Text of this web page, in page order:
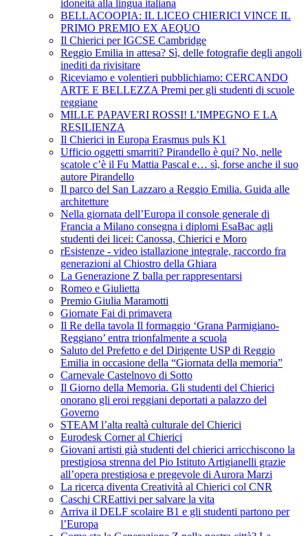
idoneità alla lingua italiana
BELLACOOPIA: IL LICEO CHIERICI VINCE IL
PRIMO PREMIO EX AEQUO
Il Chierici per IGCSE Cambridge
Reggio Emilia in attesa? Sì, delle fotografie degli angoli
inediti da rivisitare
Riceviamo e volentieri pubblichiamo: CERCANDO
ARTE E BELLEZZA Premi per gli studenti di scuole
reggiane
MILLE PAPAVERI ROSSI! L’IMPEGNO E LA
RESILIENZA
Il Chierici in Europa Erasmus puls K1
Ufficio oggetti smarriti? Pirandello è qui? No, nelle
scatole c’è il Fu Mattia Pascal e… sì, forse anche il suo
autore Pirandello
Il parco del San Lazzaro a Reggio Emilia. Guida alle
architetture
Nella giornata dell’Europa il console generale di
Francia a Milano consegna i diplomi EsaBac agli
studenti dei licei: Canossa, Chierici e Moro
rEsistenze - video istallazione integrale, raccordo fra
generazioni al Chiostro della Ghiara
La Generazione Z balla per rappresentarsi
Romeo e Giulietta
Premio Giulia Maramotti
Giornate Fai di primavera
Il Re della tavola Il formaggio ‘Grana Parmigiano-
Reggiano’ entra trionfalmente a scuola
Saluto del Prefetto e del Dirigente USP di Reggio
Emilia in occasione della “Giornata della memoria”
Carnevale Castelnovo di Sotto
Il Giorno della Memoria. Gli studenti del Chierici
onorano gli eroi reggiani deportati a palazzo del
Governo
STEAM l’alta realtà culturale del Chierici
Eurodesk Corner al Chierici
Giovani artisti già studenti del chierici arricchiscono la
prestigiosa strenna del Pio Istituto Artigianelli grazie
all’opera prestigiosa e pregevole di Aurora Marzi
La ricerca diventa Creatività al Chierici col CNR
Caschi CREattivi per salvare la vita
Arriva il DELF scolaire B1 e gli studenti partono per
l’Europa